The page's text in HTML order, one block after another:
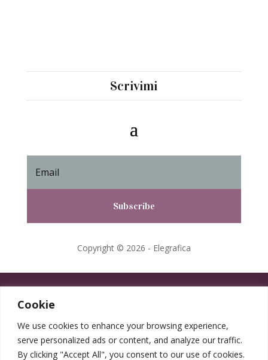
Cookie
We use cookies to enhance your browsing experience,
serve personalized ads or content, and analyze our traffic.
By clicking "Accept All", you consent to our use of cookies.
Scrivimi
Subscribe
Copyright © 2026 - Elegrafica